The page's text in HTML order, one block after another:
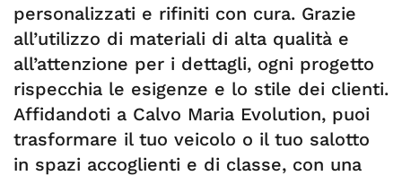
personalizzati e rifiniti con cura. Grazie
all’utilizzo di materiali di alta qualità e
all’attenzione per i dettagli, ogni progetto
rispecchia le esigenze e lo stile dei clienti.
Affidandoti a Calvo Maria Evolution, puoi
trasformare il tuo veicolo o il tuo salotto
in spazi accoglienti e di classe, con una